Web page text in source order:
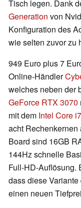
Tisch legen. Dank
Generation von
Konfiguration des
wie selten zuvor zu
949 Euro plus 7
Online-Händler
welches neben der
GeForce RTX 3070
mit dem Intel Core
acht Rechenkernen
Board sind 16GB
144Hz schnelle
Full-HD-Auflösung.
dass diese
einen neuen